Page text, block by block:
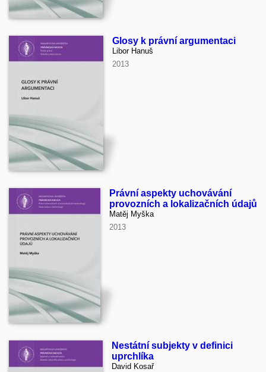
Glosy k právní argumentaci
Libor Hanuš
2013
Právní aspekty uchovávání
provozních a lokalizačních údajů
Matěj Myška
2013
Nestátní subjekty v definici
uprchlíka
David Kosař